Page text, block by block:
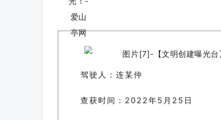
驾驶人：连某仲
查获时间：2022年5月25日